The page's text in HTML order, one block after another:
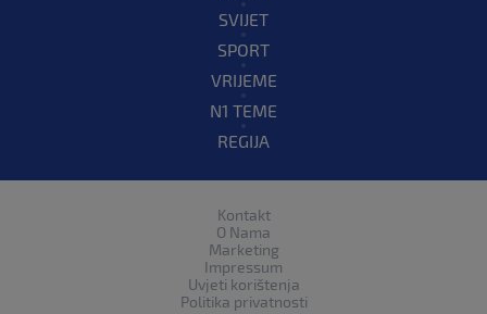
SVIJET
SPORT
VRIJEME
N1 TEME
REGIJA
Kontakt
O Nama
Marketing
Impressum
Uvjeti korištenja
Politika privatnosti